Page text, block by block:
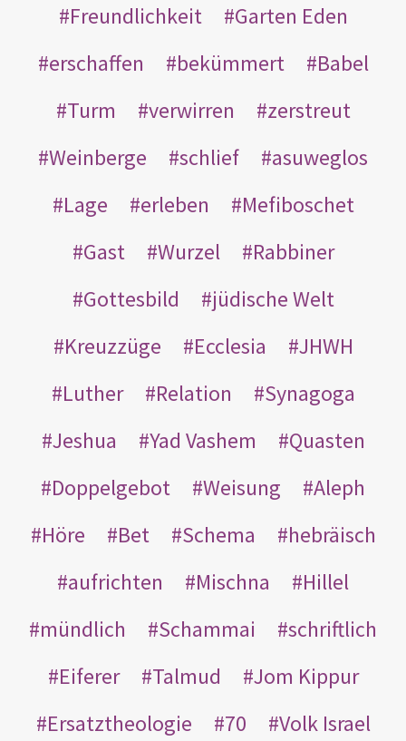
Freundlichkeit
Garten Eden
erschaffen
bekümmert
Babel
Turm
verwirren
zerstreut
Weinberge
schlief
asuweglos
Lage
erleben
Mefiboschet
Gast
Wurzel
Rabbiner
Gottesbild
jüdische Welt
Kreuzzüge
Ecclesia
JHWH
Luther
Relation
Synagoga
Jeshua
Yad Vashem
Quasten
Doppelgebot
Weisung
Aleph
Höre
Bet Schema
hebräisch
aufrichten
Mischna
Hillel
mündlich
Schammai
schriftlich
Eiferer
Talmud
Jom Kippur
Ersatztheologie
70 Volk Israel